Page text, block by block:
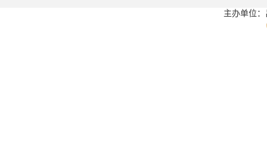
主办单位